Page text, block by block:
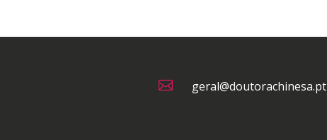
 geral@doutorachinesa.pt